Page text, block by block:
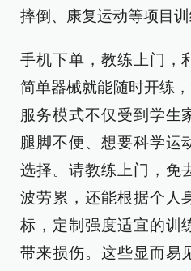
摔倒、康复运动等项目训
手机下单，教练上门，
简单器械就能随时开练
服务模式不仅受到学生
腿脚不便、想要科学运
选择。请教练上门，免
波劳累，还能根据个人
标，定制强度适宜的训
带来损伤。这些显而易